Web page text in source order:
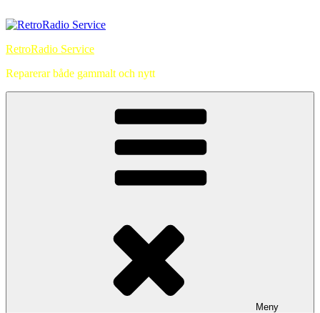
till
RetroRadio Service
Reparerar både gammalt och nytt
Meny